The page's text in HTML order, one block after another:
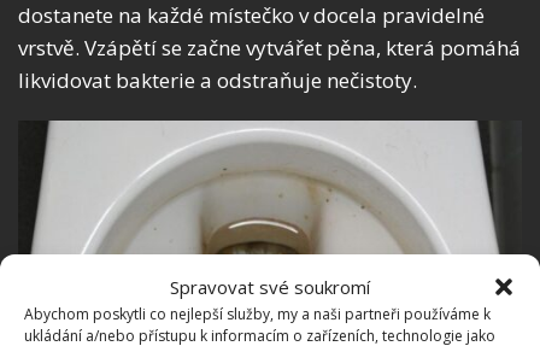
Spravovat své soukromí
Abychom poskytli co nejlepší služby, my a naši partneři používáme k
ukládání a/nebo přístupu k informacím o zařízeních, technologie jako
dostanete na každé místečko v docela pravidelné
vrstvě. Vzápětí se začne vytvářet pěna, která pomáhá
likvidovat bakterie a odstraňuje nečistoty.